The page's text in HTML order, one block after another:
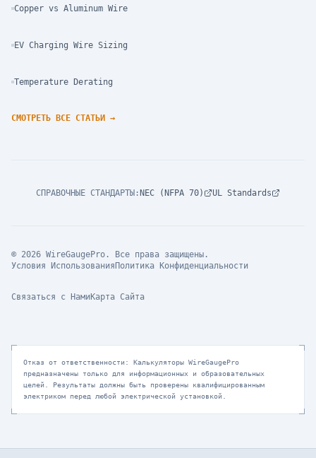
Copper vs Aluminum Wire
EV Charging Wire Sizing
Temperature Derating
СМОТРЕТЬ ВСЕ СТАТЬИ →
СПРАВОЧНЫЕ СТАНДАРТЫ : NEC (NFPA 70) UL Standards
© 2026 WireGaugePro. Все права защищены.
Условия Использования Политика Конфиденциальности
Связаться с Нами Карта Сайта
Отказ от ответственности: Калькуляторы WireGaugePro
предназначены только для информационных и образовательных
целей. Результаты должны быть проверены квалифицированным
электриком перед любой электрической установкой.